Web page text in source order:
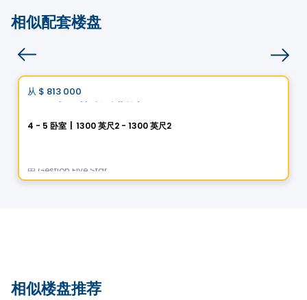
相似配套楼盘
房子
从 $ 813 000
圣吕克 · 赫利俄斯城
4 - 5 卧室 1300 英尺2 - 1300 英尺2
由 Gestion Five Star
相似楼盘推荐